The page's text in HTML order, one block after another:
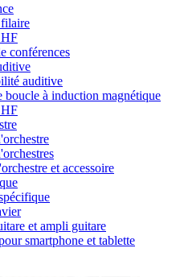
filaire
HF
conférences
auditive
boucle à induction magnétique
et accessoire
et ampli guitare
smartphone et tablette